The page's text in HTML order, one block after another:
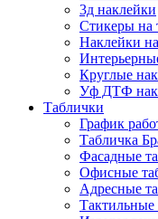
3д наклейки
Cтикеры на
Наклейки
Круглые
Уф ДТФ
Таблички
График
Табличка
Фасадные
Офисные
Адресные